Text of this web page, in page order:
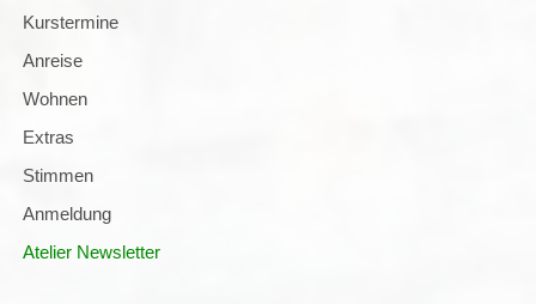
überspringen
Kurstermine
Anreise
Wohnen
Extras
Stimmen
Anmeldung
Atelier Newsletter